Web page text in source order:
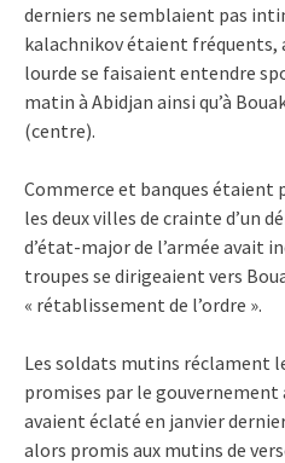
derniers ne semblaient pas
kalachnikov étaient fréquents,
lourde se faisaient entendre
matin à Abidjan ainsi qu’à
(centre).
Commerce et banques étaient
les deux villes de crainte d’un
d’état-major de l’armée avait
troupes se dirigeaient vers
« rétablissement de l’ordre ».
Les soldats mutins réclament
promises par le gouvernement
avaient éclaté en janvier
alors promis aux mutins de